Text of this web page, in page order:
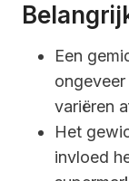
Een
variëren
Het
invloed